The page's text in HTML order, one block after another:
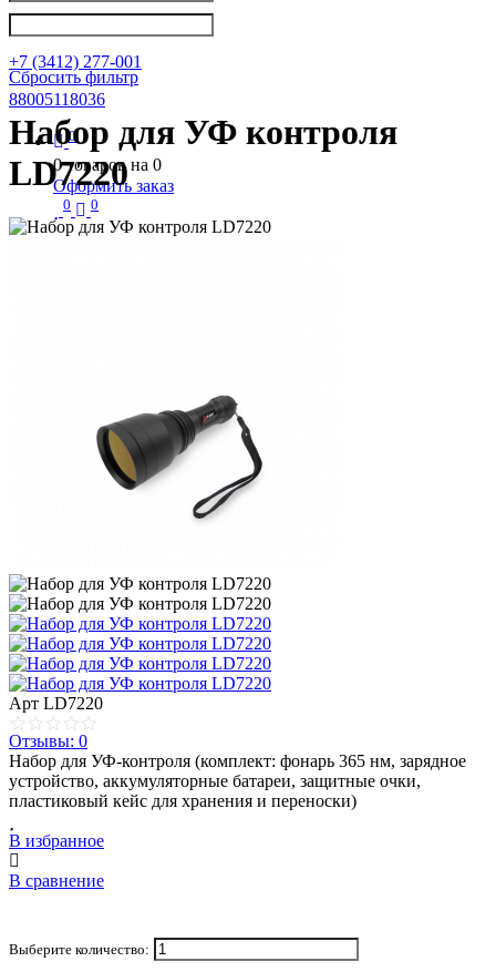
+7 (3412) 277-001
88005118036
0
0 товаров на 0
Оформить заказ
0 0
Сбросить фильтр
Набор для УФ контроля
LD7220
Арт LD7220
Отзывы: 0
Набор для УФ-контроля (комплект: фонарь 365 нм, зарядное
устройство, аккумуляторные батареи, защитные очки,
пластиковый кейс для хранения и переноски)
В избранное
В сравнение
Выберите количество: